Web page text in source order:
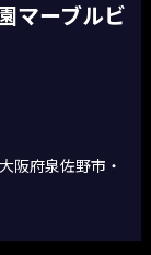
マーブルビ
阪府泉佐野市・